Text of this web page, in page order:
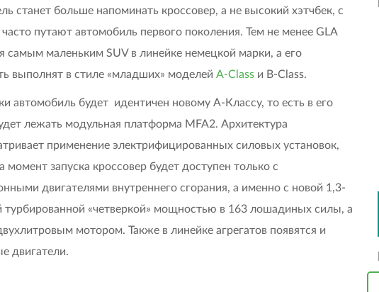
станет больше напоминать кроссовер, а не высокий хэтчбек, с
путают автомобиль первого поколения. Тем не менее GLA
самым маленьким SUV в линейке немецкой марки, а его
выполнят в стиле «младших» моделей A-Class и B-Class.
автомобиль будет идентичен новому А-Классу, то есть в его
лежать модульная платформа MFA2. Архитектура
применение электрифицированных силовых установок,
момент запуска кроссовер будет доступен только с
двигателями внутреннего сгорания, а именно с новой 1,3-
турбированной «четверкой» мощностью в 163 лошадиных силы, а
мотором. Также в линейке агрегатов появятся и
двигатели.